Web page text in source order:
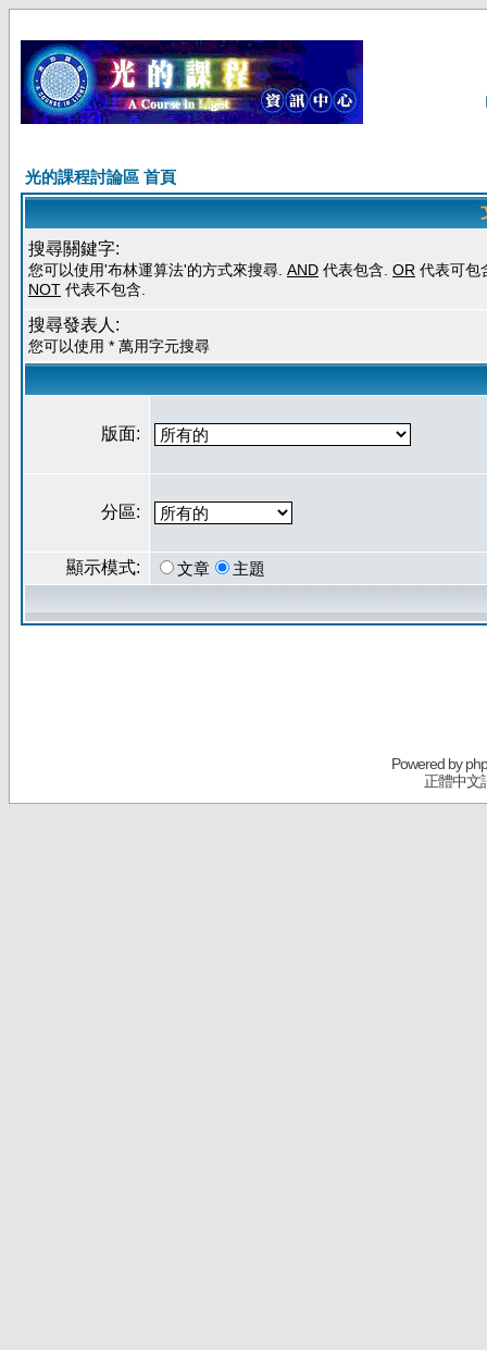
光的課程討論區 首頁
搜尋關鍵字:
您可以使用'布林運算法'的方式來搜尋. AND 代表包含. OR 代表可包
NOT 代表不包含.
搜尋發表人:
您可以使用 * 萬用字元搜尋
版面:
分區:
顯示模式: 文章 主題
Powered by
正體中文